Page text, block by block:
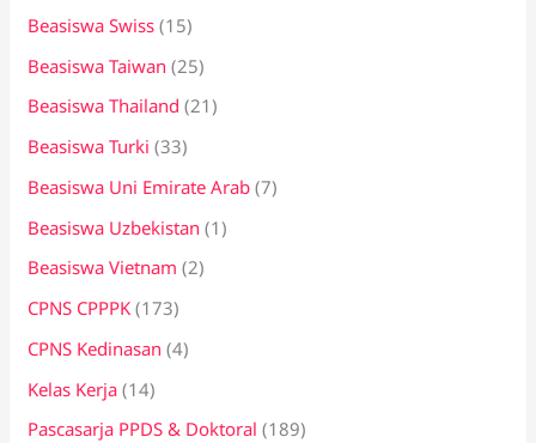
Beasiswa Swiss (15)
Beasiswa Taiwan (25)
Beasiswa Thailand (21)
Beasiswa Turki (33)
Beasiswa Uni Emirate Arab (7)
Beasiswa Uzbekistan (1)
Beasiswa Vietnam (2)
CPNS CPPPK (173)
CPNS Kedinasan (4)
Kelas Kerja (14)
Pascasarja PPDS & Doktoral (189)